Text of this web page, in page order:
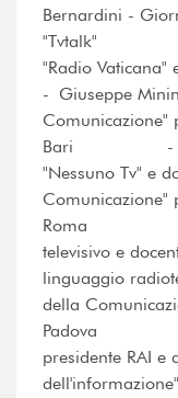
Bernardini -
"Tvtalk" -
"Radio
- Giuseppe
Comunicazione"
Bari - Bruno
"Nessuno Tv" e
Comunicazione"
Roma -
televisivo e
linguaggio
della
Padova -
presidente RAI e